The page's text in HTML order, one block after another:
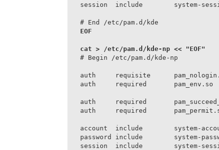
session  include        system-
# End /etc/pam.d/kde
EOF
# Begin /etc/pam.d/kde-np
auth     requisite
auth     required       pam_env.so
auth     required
auth     required
account  include        system-
password include        system-
session  include        system-